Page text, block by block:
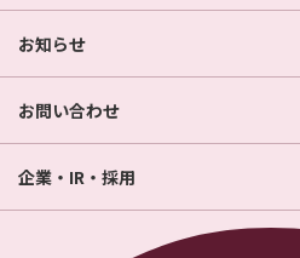
お知らせ
お問い合わせ
企業・IR・採用